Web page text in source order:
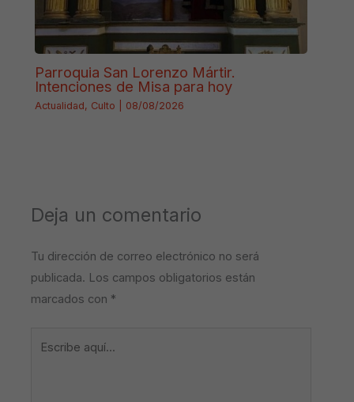
Parroquia San Lorenzo Mártir.
Intenciones de Misa para hoy
Actualidad, Culto 08/08/2026
Deja un comentario
Tu dirección de correo electrónico no será
publicada. Los campos obligatorios están
marcados con *